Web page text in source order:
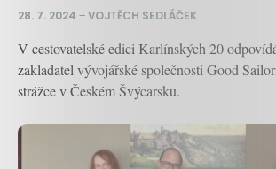
28. 7. 2024 –VOJTĚCH SEDLÁČEK
V cestovatelské edici Karlínských 20
zakladatel vývojářské společnosti Good
strážce v Českém Švýcarsku.